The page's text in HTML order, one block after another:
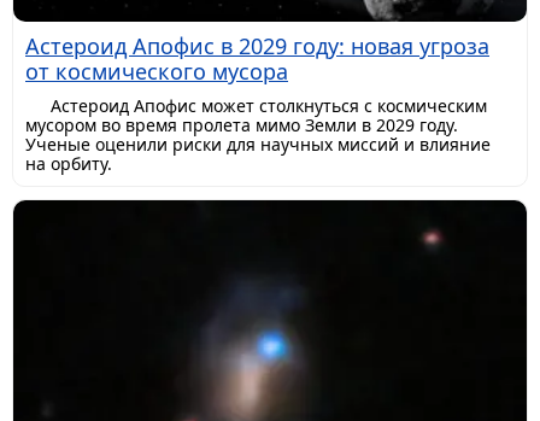
Астероид Апофис в 2029 году: новая угроза
от космического мусора
Астероид Апофис может столкнуться с космическим
мусором во время пролета мимо Земли в 2029 году.
Ученые оценили риски для научных миссий и влияние
на орбиту.